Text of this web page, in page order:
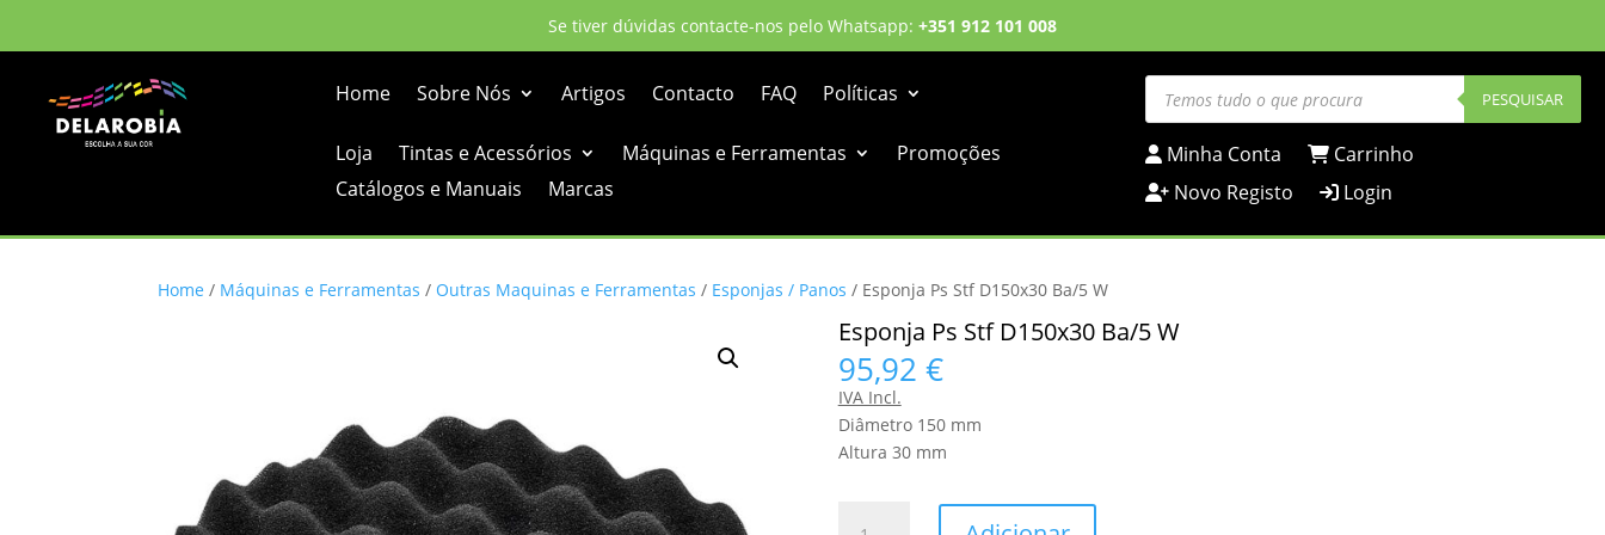
Se tiver dúvidas contacte-nos pelo Whatsapp: +351 912 101 008
Home Sobre Nós Artigos Contacto FAQ Políticas Products
search PESQUISAR
Loja Tintas e Acessórios Máquinas e Ferramentas
Promoções
Catálogos e Manuais
Marcas
Minha Conta
Carrinho
Novo Registo
Login
Home / Máquinas e Ferramentas / Outras Maquinas e Ferramentas / Esponjas / Panos / Esponja Ps Stf D150x30 Ba/5 W
Esponja Ps Stf D150x30 Ba/5 W
95,92 €
IVA Incl.
Diâmetro 150 mm
Altura 30 mm